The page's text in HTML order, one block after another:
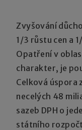
Zvyšování
1/3 růstu cen a
Opatření v
charakter, je
Celková úspora
necelých 48
sazeb DPH o
státního